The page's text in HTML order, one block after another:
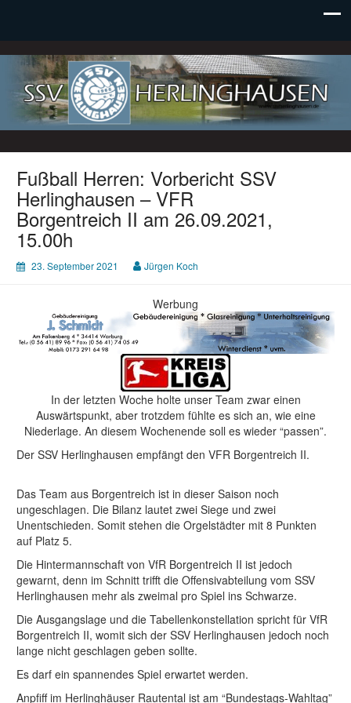
SSV Herlinghausen e. V.
Fußball Herren: Vorbericht SSV
Herlinghausen – VFR
Borgentreich II am 26.09.2021,
15.00h
23. September 2021 Jürgen Koch
Werbung
In der letzten Woche holte unser Team zwar einen
Auswärtspunkt, aber trotzdem fühlte es sich an, wie eine
Niederlage. An diesem Wochenende soll es wieder “passen”.
Der SSV Herlinghausen empfängt den VFR Borgentreich II.
Das Team aus Borgentreich ist in dieser Saison noch
ungeschlagen. Die Bilanz lautet zwei Siege und zwei
Unentschieden. Somit stehen die Orgelstädter mit 8 Punkten
auf Platz 5.
Die Hintermannschaft von VfR Borgentreich II ist jedoch
gewarnt, denn im Schnitt trifft die Offensivabteilung vom SSV
Herlinghausen mehr als zweimal pro Spiel ins Schwarze.
Die Ausgangslage und die Tabellenkonstellation spricht für VfR
Borgentreich II, womit sich der SSV Herlinghausen jedoch noch
lange nicht geschlagen geben sollte.
Es darf ein spannendes Spiel erwartet werden.
Anpfiff im Herlinghäuser Rautental ist am “Bundestags-Wahltag”